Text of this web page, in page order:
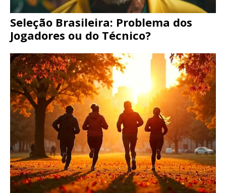
Seleção Brasileira: Problema dos
Jogadores ou do Técnico?